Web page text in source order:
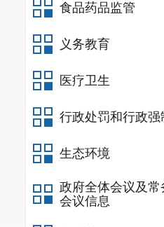
食品药品监管
义务教育
医疗卫生
行政处罚和行政强
生态环境
政府全体会议及常
会议信息